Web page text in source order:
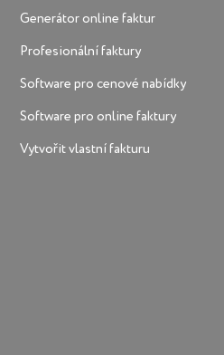
Generátor online faktur
Profesionální faktury
Software pro cenové nabídky
Software pro online faktury
Vytvořit vlastní fakturu